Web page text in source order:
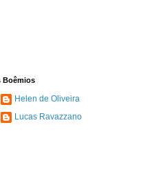
Boêmios
Helen de Oliveira
Lucas Ravazzano